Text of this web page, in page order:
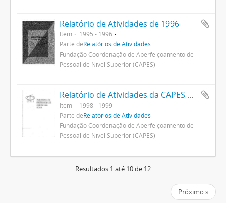
Relatório de Atividades de 1996
Item
1995 - 1996
Parte deRelatórios de Atividades
Fundação Coordenação de Aperfeiçoamento de
Pessoal de Nível Superior (CAPES)
Relatório de Atividades da CAPES em 1998
Item
1998 - 1999
Parte deRelatórios de Atividades
Fundação Coordenação de Aperfeiçoamento de
Pessoal de Nível Superior (CAPES)
Resultados 1 até 10 de 12
Próximo »